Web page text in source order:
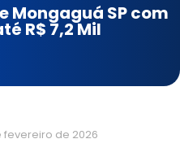
Mongaguá SP com
R$ 7,2 Mil
fevereiro de 2026